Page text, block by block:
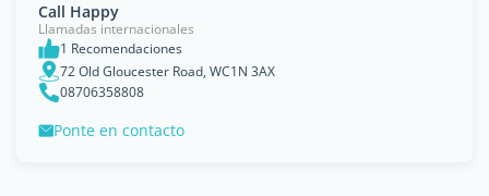
Call Happy
Llamadas internacionales
1 Recomendaciones
72 Old Gloucester Road, WC1N 3AX
08706358808
Ponte en contacto